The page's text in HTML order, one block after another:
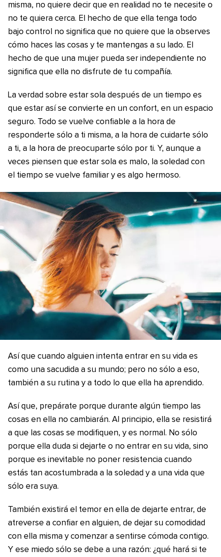
misma, no quiere decir que en realidad no te necesite o
no te quiera cerca. El hecho de que ella tenga todo
bajo control no significa que no quiere que la observes
cómo haces las cosas y te mantengas a su lado. El
hecho de que una mujer pueda ser independiente no
significa que ella no disfrute de tu compañía.
La verdad sobre estar sola después de un tiempo es
que estar así se convierte en un confort, en un espacio
seguro. Todo se vuelve confiable a la hora de
responderte sólo a ti misma, a la hora de cuidarte sólo
a ti, a la hora de preocuparte sólo por ti. Y, aunque a
veces piensen que estar sola es malo, la soledad con
el tiempo se vuelve familiar y es algo hermoso.
Así que cuando alguien intenta entrar en su vida es
como una sacudida a su mundo; pero no sólo a eso,
también a su rutina y a todo lo que ella ha aprendido.
Así que, prepárate porque durante algún tiempo las
cosas en ella no cambiarán. Al principio, ella se resistirá
a que las cosas se modifiquen, y es normal. No sólo
porque ella duda si dejarte o no entrar en su vida, sino
porque es inevitable no poner resistencia cuando
estás tan acostumbrada a la soledad y a una vida que
sólo era suya.
También existirá el temor en ella de dejarte entrar, de
atreverse a confiar en alguien, de dejar su comodidad
con ella misma y comenzar a sentirse cómoda contigo.
Y ese miedo sólo se debe a una razón: ¿qué hará si te